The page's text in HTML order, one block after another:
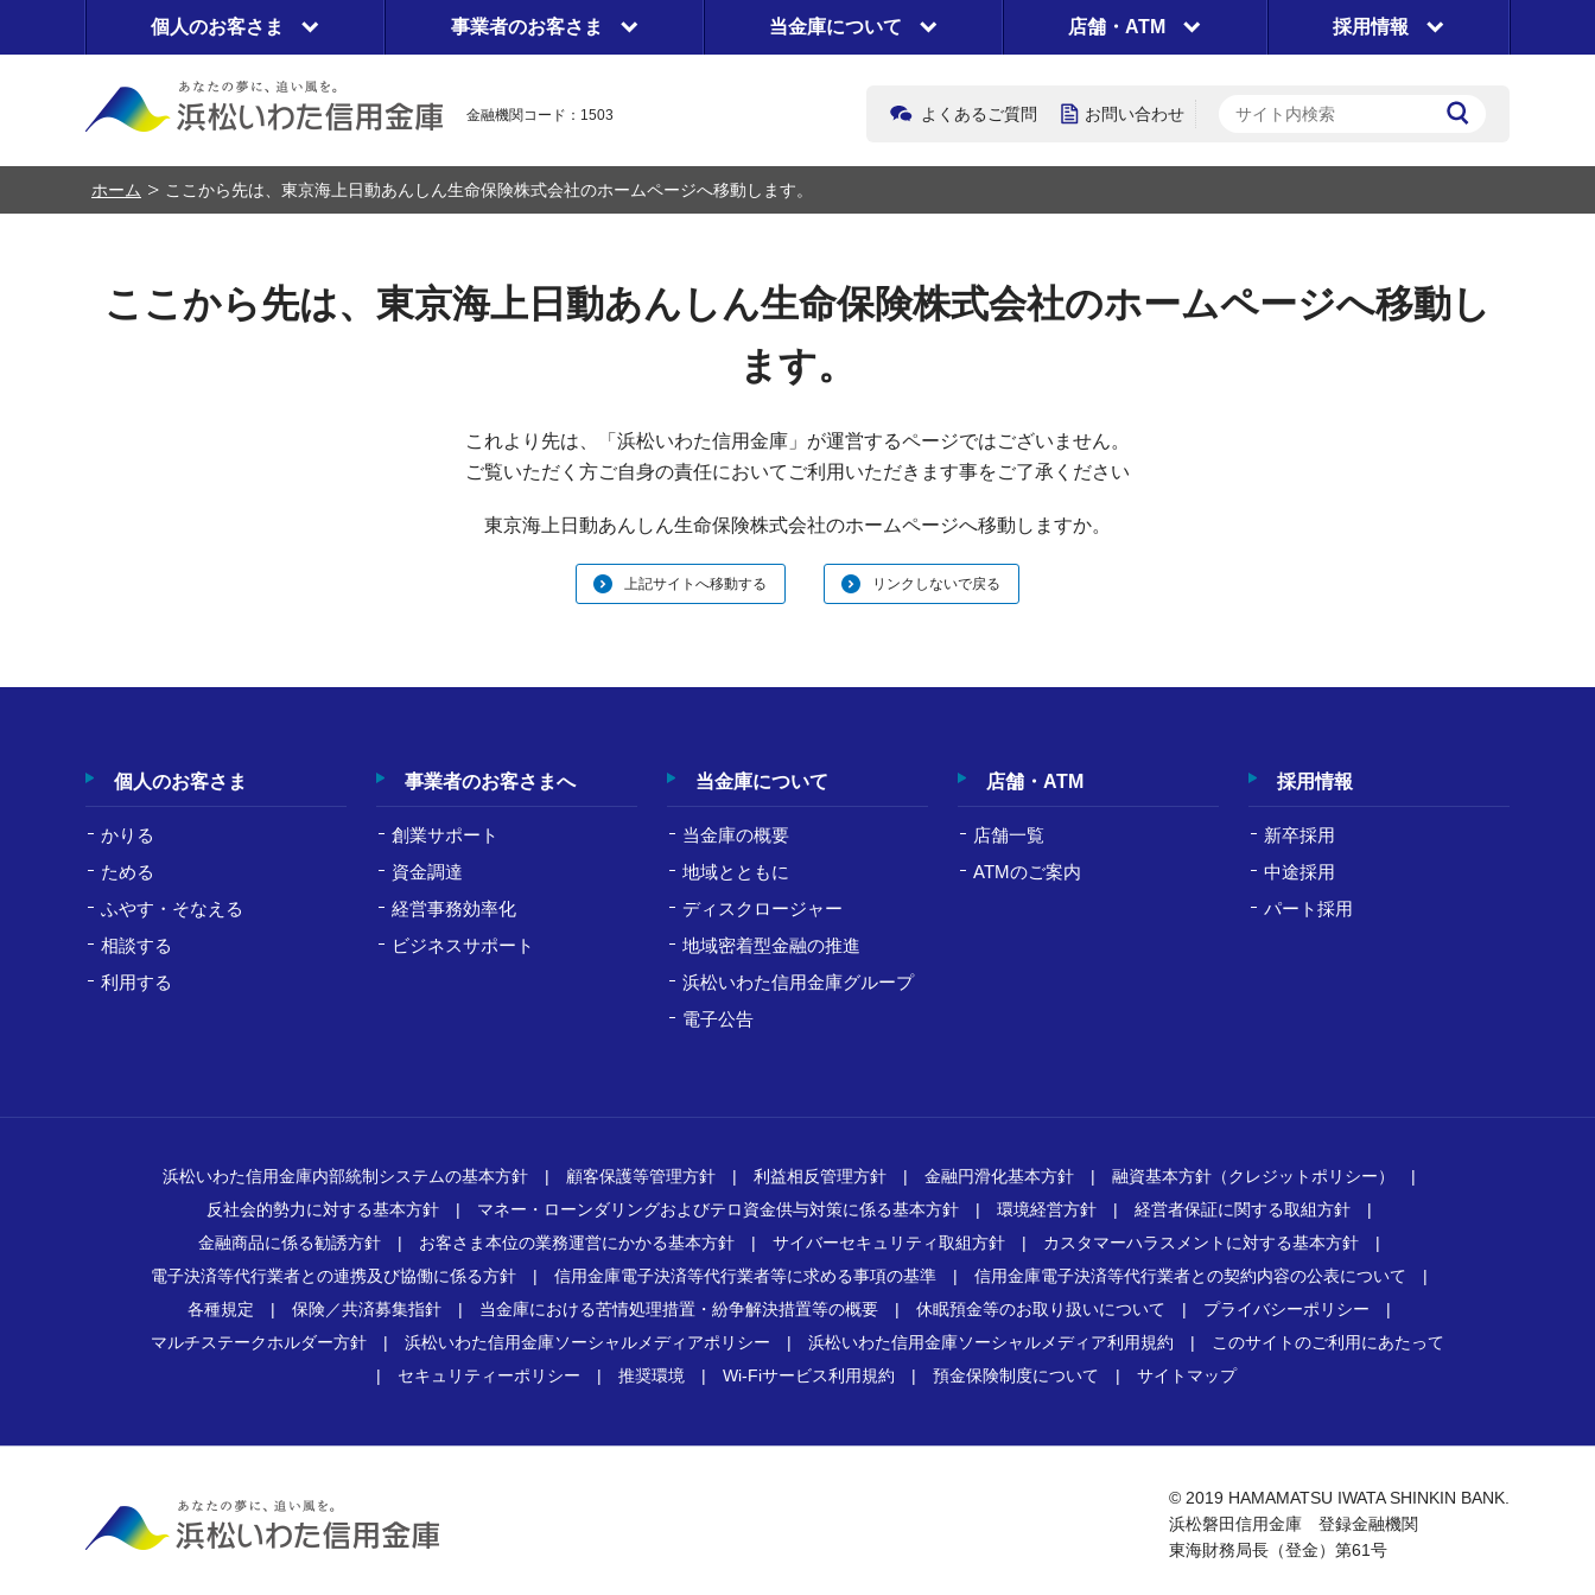
個人のお客さま 事業者のお客さま 当金庫について 店舗・ATM 採用情報
金融機関コード：1503 よくあるご質問 お問い合わせ
ホーム ここから先は、東京海上日動あんしん生命保険株式会社のホームページへ移動します。
ここから先は、東京海上日動あんしん生命保険株式会社のホームページへ移動し
ます。
これより先は、「浜松いわた信用金庫」が運営するページではございません。
ご覧いただく方ご自身の責任においてご利用いただきます事をご了承ください
東京海上日動あんしん生命保険株式会社のホームページへ移動しますか。
上記サイトへ移動する リンクしないで戻る
個人のお客さま
かりる
ためる
ふやす・そなえる
相談する
利用する
事業者のお客さまへ
創業サポート
資金調達
経営事務効率化
ビジネスサポート
当金庫について
当金庫の概要
地域とともに
ディスクロージャー
地域密着型金融の推進
浜松いわた信用金庫グループ
電子公告
店舗・ATM
店舗一覧
ATMのご案内
採用情報
新卒採用
中途採用
パート採用
浜松いわた信用金庫内部統制システムの基本方針 | 顧客保護等管理方針 | 利益相反管理方針 | 金融円滑化基本方針 | 融資基本方針（クレジットポリシー）
|
反社会的勢力に対する基本方針 | マネー・ローンダリングおよびテロ資金供与対策に係る基本方針 | 環境経営方針 | 経営者保証に関する取組方針 |
金融商品に係る勧誘方針 | お客さま本位の業務運営にかかる基本方針 | サイバーセキュリティ取組方針 | カスタマーハラスメントに対する基本方針 |
電子決済等代行業者との連携及び協働に係る方針 | 信用金庫電子決済等代行業者等に求める事項の基準 | 信用金庫電子決済等代行業者との契約内容の公表について |
各種規定 | 保険／共済募集指針 | 当金庫における苦情処理措置・紛争解決措置等の概要 | 休眠預金等のお取り扱いについて | プライバシーポリシー |
マルチステークホルダー方針 | 浜松いわた信用金庫ソーシャルメディアポリシー | 浜松いわた信用金庫ソーシャルメディア利用規約 |
このサイトのご利用にあたって
| セキュリティーポリシー | 推奨環境 | Wi-Fiサービス利用規約 | 預金保険制度について | サイトマップ
© 2019 HAMAMATSU IWATA SHINKIN BANK.
浜松磐田信用金庫 登録金融機関
東海財務局長（登金）第61号